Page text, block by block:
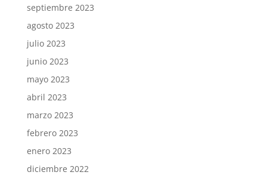
septiembre 2023
agosto 2023
julio 2023
junio 2023
mayo 2023
abril 2023
marzo 2023
febrero 2023
enero 2023
diciembre 2022